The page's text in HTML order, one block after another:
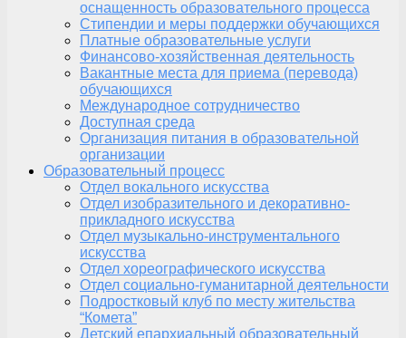
оснащенность образовательного процесса
Стипендии и меры поддержки обучающихся
Платные образовательные услуги
Финансово-хозяйственная деятельность
Вакантные места для приема (перевода)
обучающихся
Международное сотрудничество
Доступная среда
Организация питания в образовательной
организации
Образовательный процесс
Отдел вокального искусства
Отдел изобразительного и декоративно-
прикладного искусства
Отдел музыкально-инструментального
искусства
Отдел хореографического искусства
Отдел социально-гуманитарной деятельности
Подростковый клуб по месту жительства
“Комета”
Детский епархиальный образовательный